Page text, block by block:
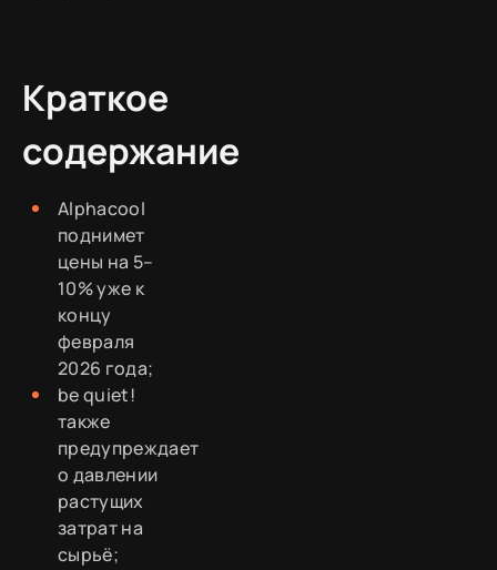
Краткое
содержание
Alphacool
поднимет
цены на 5–
10% уже к
концу
февраля
2026 года;
be quiet!
также
предупреждает
о давлении
растущих
затрат на
сырьё;